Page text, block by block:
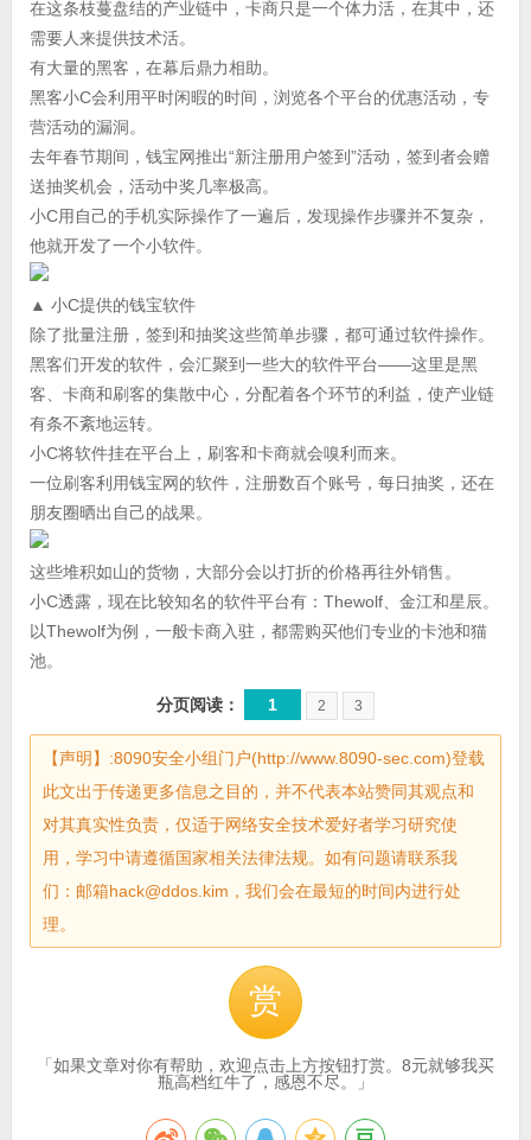
在这条枝蔓盘结的产业链中，卡商只是一个体力活，在其中，还
需要人来提供技术活。
有大量的黑客，在幕后鼎力相助。
黑客小C会利用平时闲暇的时间，浏览各个平台的优惠活动，专
营活动的漏洞。
去年春节期间，钱宝网推出“新注册用户签到”活动，签到者会赠
送抽奖机会，活动中奖几率极高。
小C用自己的手机实际操作了一遍后，发现操作步骤并不复杂，
他就开发了一个小软件。
▲ 小C提供的钱宝软件
除了批量注册，签到和抽奖这些简单步骤，都可通过软件操作。
黑客们开发的软件，会汇聚到一些大的软件平台——这里是黑
客、卡商和刷客的集散中心，分配着各个环节的利益，使产业链
有条不紊地运转。
小C将软件挂在平台上，刷客和卡商就会嗅利而来。
一位刷客利用钱宝网的软件，注册数百个账号，每日抽奖，还在
朋友圈晒出自己的战果。
这些堆积如山的货物，大部分会以打折的价格再往外销售。
小C透露，现在比较知名的软件平台有：Thewolf、金江和星辰。
以Thewolf为例，一般卡商入驻，都需购买他们专业的卡池和猫
池。
分页阅读： 1 2 3
【声明】:8090安全小组门户(http://www.8090-sec.com)登载
此文出于传递更多信息之目的，并不代表本站赞同其观点和
对其真实性负责，仅适于网络安全技术爱好者学习研究使
用，学习中请遵循国家相关法律法规。如有问题请联系我
们：邮箱hack@ddos.kim，我们会在最短的时间内进行处
理。
赏
「如果文章对你有帮助，欢迎点击上方按钮打赏。8元就够我买
瓶高档红牛了，感恩不尽。」